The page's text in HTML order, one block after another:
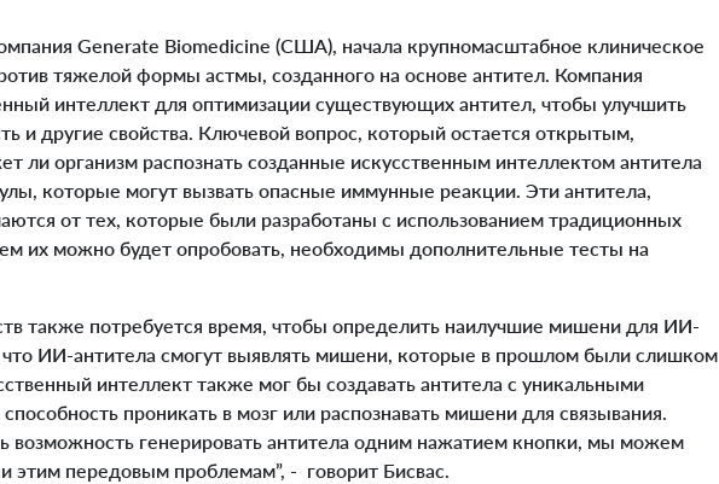
Generate Biomedicine (США), начала крупномасштабное клиническое
тяжелой формы астмы, созданного на основе антител. Компания
интеллект для оптимизации существующих антител, чтобы улучшить
и другие свойства. Ключевой вопрос, который остается открытым,
ли организм распознать созданные искусственным интеллектом антитела
которые могут вызвать опасные иммунные реакции. Эти антитела,
от тех, которые были разработаны с использованием традиционных
их можно будет опробовать, необходимы дополнительные тесты на
также потребуется время, чтобы определить наилучшие мишени для ИИ-
что ИИ-антитела смогут выявлять мишени, которые в прошлом были слишком
интеллект также мог бы создавать антитела с уникальными
проникать в мозг или распознавать мишени для связывания.
возможность генерировать антитела одним нажатием кнопки, мы можем
этим передовым проблемам”, - говорит Бисвас.